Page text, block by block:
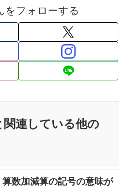
をフォローする
関連している他の
算数加減算の記号の意味が